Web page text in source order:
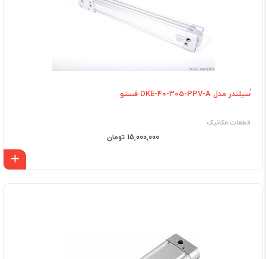
ُسیلندر مدل DKE-40-305-PPV-A فستو
قطعات مکانیک
15,000,000 تومان